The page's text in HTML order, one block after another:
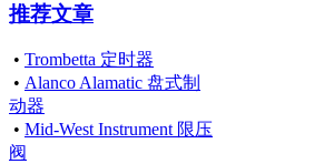
推荐文章
• Trombetta 定时器
• Alanco Alamatic 盘式制
动器
• Mid-West Instrument 限压
阀